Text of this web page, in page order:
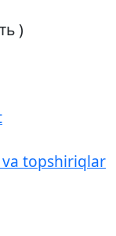
)
topshiriqlar